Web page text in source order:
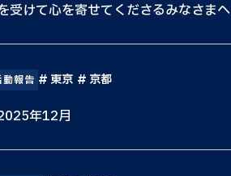
受けて心を寄せてくださるみなさまへ
報告 東京 京都
年12月